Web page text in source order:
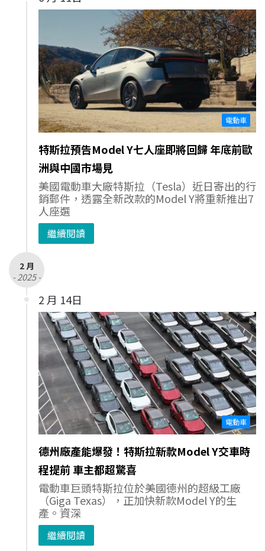
電動車
特斯拉預告Model Y七人座即將回歸 年底前歐
洲與中國市場見
美國電動車大廠特斯拉（Tesla）近日寄出的行
銷郵件，透露全新改款的Model Y將重新推出7
人座選
繼續閱讀
2 月
- 2025 -
2 月 14日
電動車
德州廠產能爆發！特斯拉新款Model Y交車時
程提前 車主都超驚喜
電動車巨頭特斯拉位於美國德州的超級工廠
（Giga Texas），正加快新款Model Y的生
產。資深
繼續閱讀